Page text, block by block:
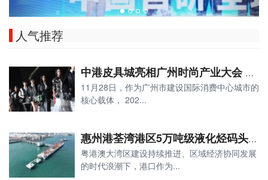
人气推荐
中港皮具城亮相广州时尚产业大会 联名金顶奖设计师首发新品
11月28日，作为广州市建设国际消费中心城市的
核心载体， 202...
惠州港荃湾港区5万吨级液化烃码头正式建成，助力世界级绿色石化产业基地建设
粤港澳大湾区建设持续推进、区域经济协同发展
的时代浪潮下，港口作为...